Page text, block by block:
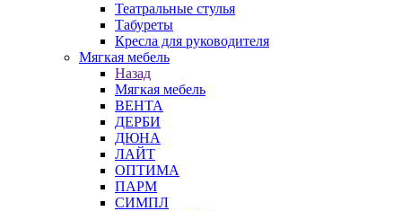
Театральные стулья
Табуреты
Кресла для руководителя
Мягкая мебель
Назад
Мягкая мебель
ВЕНТА
ДЕРБИ
ДЮНА
ЛАЙТ
ОПТИМА
ПАРМ
СИМПЛ